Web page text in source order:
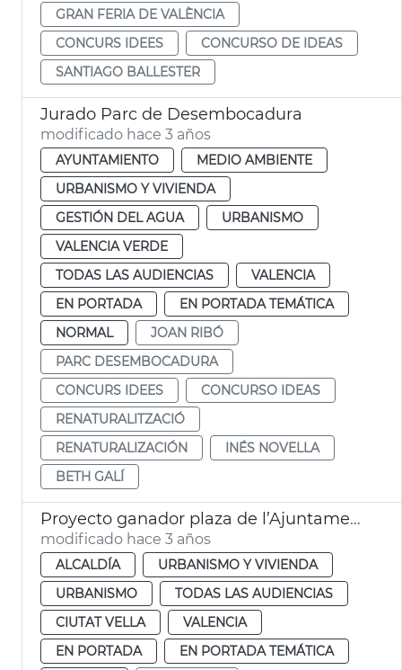
GRAN FERIA DE VALÈNCIA
CONCURS IDEES
CONCURSO DE IDEAS
SANTIAGO BALLESTER
Jurado Parc de Desembocadura
modificado hace 3 años
AYUNTAMIENTO
MEDIO AMBIENTE
URBANISMO Y VIVIENDA
GESTIÓN DEL AGUA
URBANISMO
VALENCIA VERDE
TODAS LAS AUDIENCIAS
VALENCIA
EN PORTADA
EN PORTADA TEMÁTICA
NORMAL
JOAN RIBÓ
PARC DESEMBOCADURA
CONCURS IDEES
CONCURSO IDEAS
RENATURALITZACIÓ
RENATURALIZACIÓN
INÉS NOVELLA
BETH GALÍ
Proyecto ganador plaza de l’Ajuntament
modificado hace 3 años
ALCALDÍA
URBANISMO Y VIVIENDA
URBANISMO
TODAS LAS AUDIENCIAS
CIUTAT VELLA
VALENCIA
EN PORTADA
EN PORTADA TEMÁTICA